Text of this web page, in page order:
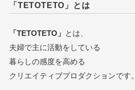
「TETOTETO」とは
「TETOTETO」 とは、
夫婦で主に活動をしている
暮らしの感度を高める
クリエイティブプロダクションです。